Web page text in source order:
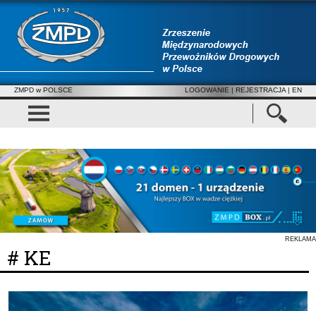
ZMPD w POLSCE LOGOWANIE | REJESTRACJA | EN
REKLAMA
# KE